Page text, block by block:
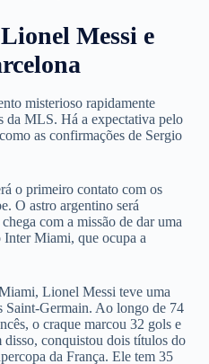
Messi e
misterioso rapidamente
da MLS. Há a expectativa pelo
as confirmações de Sergio
o primeiro contato com os
O astro argentino será
com a missão de dar uma
Inter Miami, que ocupa a
Lionel Messi teve uma
Saint-Germain. Ao longo de 74
o craque marcou 32 gols e
conquistou dois títulos do
da França. Ele tem 35